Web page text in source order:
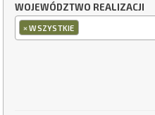
WOJEWÓDZTWO REALIZACJI
×WSZYSTKIE